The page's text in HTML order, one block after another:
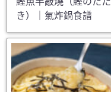
き）｜氣炸鍋食譜